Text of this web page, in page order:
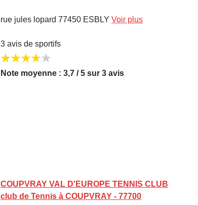
rue jules lopard 77450 ESBLY Voir plus
3 avis de sportifs
Note moyenne : 3,7 / 5 sur 3 avis
COUPVRAY VAL D'EUROPE TENNIS CLUB
club de Tennis à COUPVRAY - 77700